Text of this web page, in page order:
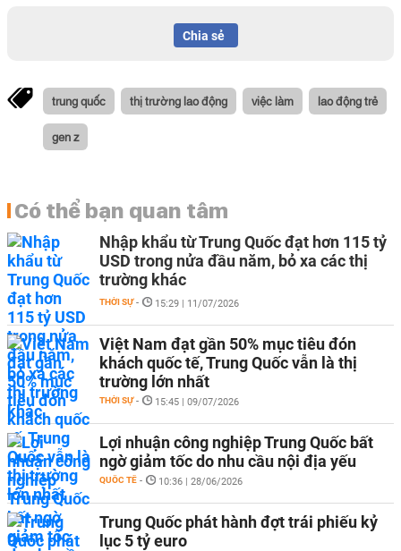
Chia sẻ
trung quốc thị trường lao động việc làm lao động trẻ
gen z
Có thể bạn quan tâm
Nhập khẩu từ Trung Quốc đạt hơn 115 tỷ
USD trong nửa đầu năm, bỏ xa các thị
trường khác
THỜI SỰ - 15:29 | 11/07/2026
Việt Nam đạt gần 50% mục tiêu đón
khách quốc tế, Trung Quốc vẫn là thị
trường lớn nhất
THỜI SỰ - 15:45 | 09/07/2026
Lợi nhuận công nghiệp Trung Quốc bất
ngờ giảm tốc do nhu cầu nội địa yếu
QUỐC TẾ - 10:36 | 28/06/2026
Trung Quốc phát hành đợt trái phiếu kỷ
lục 5 tỷ euro